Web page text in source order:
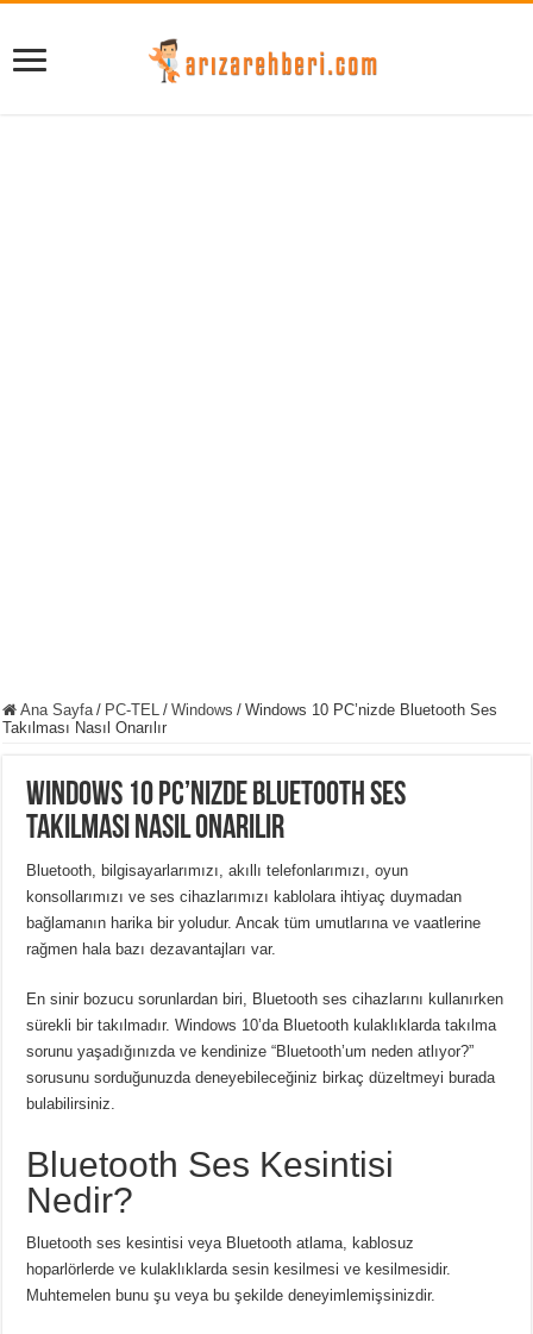
Ana Sayfa / PC-TEL / Windows / Windows 10 PC’nizde Bluetooth Ses
Takılması Nasıl Onarılır
Windows 10 PC’nizde Bluetooth Ses
Takılması Nasıl Onarılır
Bluetooth, bilgisayarlarımızı, akıllı telefonlarımızı, oyun
konsollarımızı ve ses cihazlarımızı kablolara ihtiyaç duymadan
bağlamanın harika bir yoludur.Ancak tüm umutlarına ve vaatlerine
rağmen hala bazı dezavantajları var.
En sinir bozucu sorunlardan biri, Bluetooth ses cihazlarını kullanırken
sürekli bir takılmadır.Windows 10’da Bluetooth kulaklıklarda takılma
sorunu yaşadığınızda ve kendinize “Bluetooth’um neden atlıyor?”
sorusunu sorduğunuzda deneyebileceğiniz birkaç düzeltmeyi burada
bulabilirsiniz.
Bluetooth Ses Kesintisi
Nedir?
Bluetooth ses kesintisi veya Bluetooth atlama, kablosuz
hoparlörlerde ve kulaklıklarda sesin kesilmesi ve kesilmesidir.
Muhtemelen bunu şu veya bu şekilde deneyimlemişsinizdir.